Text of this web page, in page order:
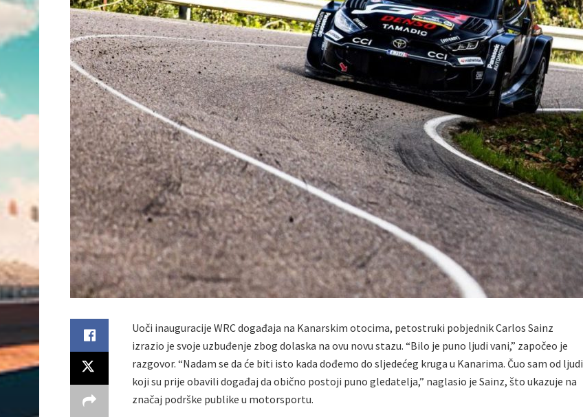
Uoči inauguracije WRC događaja na Kanarskim otocima, petostruki pobjednik Carlos Sainz
izrazio je svoje uzbuđenje zbog dolaska na ovu novu stazu. “Bilo je puno ljudi vani,” započeo je
razgovor. “Nadam se da će biti isto kada dođemo do sljedećeg kruga u Kanarima. Čuo sam od ljudi
koji su prije obavili događaj da obično postoji puno gledatelja,” naglasio je Sainz, što ukazuje na
značaj podrške publike u motorsportu.